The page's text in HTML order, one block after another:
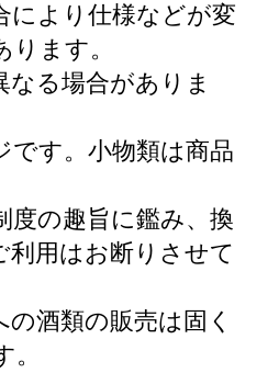
により仕様などが変
ます。
なる場合がありま
です。小物類は商品
度の趣旨に鑑み、換
利用はお断りさせて
の酒類の販売は固く